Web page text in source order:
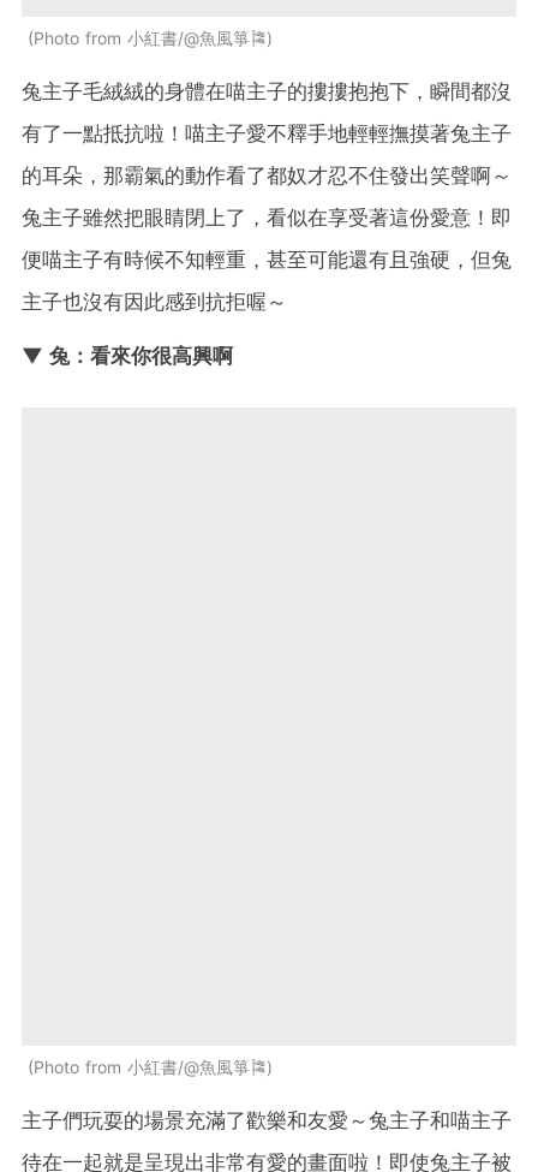
Photo from 小紅書/@魚風箏🎏
兔主子毛絨絨的身體在喵主子的摟摟抱抱下，瞬間都沒
有了一點抵抗啦！喵主子愛不釋手地輕輕撫摸著兔主子
的耳朵，那霸氣的動作看了都奴才忍不住發出笑聲啊～
兔主子雖然把眼睛閉上了，看似在享受著這份愛意！即
便喵主子有時候不知輕重，甚至可能還有且強硬，但兔
主子也沒有因此感到抗拒喔～
▼ 兔：看來你很高興啊
Photo from 小紅書/@魚風箏🎏
主子們玩耍的場景充滿了歡樂和友愛～兔主子和喵主子
待在一起就是呈現出非常有愛的畫面啦！即使兔主子被